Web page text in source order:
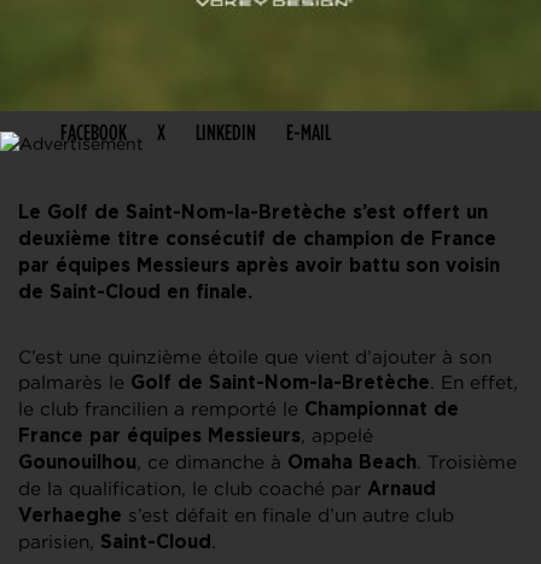
FACEBOOK X LINKEDIN E-MAIL
Le Golf de Saint-Nom-la-Bretèche s’est offert un
deuxième titre consécutif de champion de France
par équipes Messieurs après avoir battu son voisin
de Saint-Cloud en finale.
C’est une quinzième étoile que vient d’ajouter à son
palmarès le Golf de Saint-Nom-la-Bretèche. En effet,
le club francilien a remporté le Championnat de
France par équipes Messieurs, appelé
Gounouilhou, ce dimanche à Omaha Beach. Troisième
de la qualification, le club coaché par Arnaud
Verhaeghe s’est défait en finale d’un autre club
parisien, Saint-Cloud .